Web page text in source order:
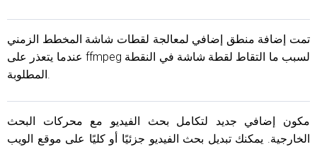
تمت إضافة منطق إضافي لمعالجة لقطات شاشة المخطط الزمني
عندما يتعذر على ffmpeg لسبب ما التقاط لقطة شاشة في النقطة
المطلوبة.
مكون إضافي جديد لتكامل بحث الفيديو مع محركات البحث
الخارجية. يمكنك تبديل بحث الفيديو جزئيًا أو كليًا على موقع الويب